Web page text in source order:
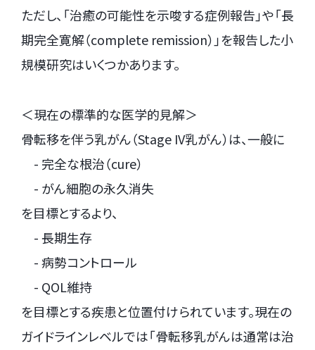
ただし、「治癒の可能性を示唆する症例報告」や「長
期完全寛解（complete remission）」を報告した小
規模研究はいくつかあります。
＜現在の標準的な医学的見解＞
骨転移を伴う乳がん（Stage IV乳がん）は、一般に
- 完全な根治（cure）
- がん細胞の永久消失
を目標とするより、
- 長期生存
- 病勢コントロール
- QOL維持
を目標とする疾患と位置付けられています。現在の
ガイドラインレベルでは「骨転移乳がんは通常は治